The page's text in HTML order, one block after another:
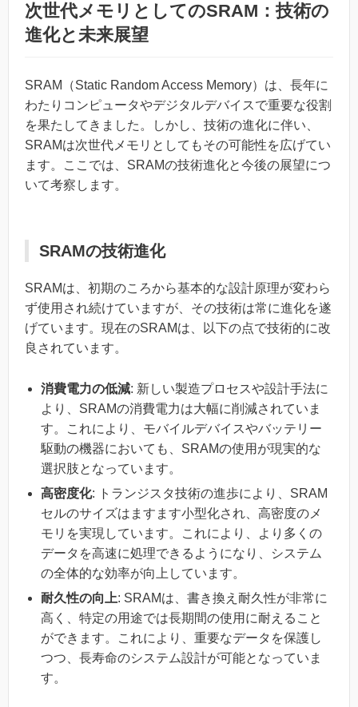
次世代メモリとしてのSRAM：技術の
進化と未来展望
SRAM（Static Random Access Memory）は、長年に
わたりコンピュータやデジタルデバイスで重要な役割
を果たしてきました。しかし、技術の進化に伴い、
SRAMは次世代メモリとしてもその可能性を広げてい
ます。ここでは、SRAMの技術進化と今後の展望につ
いて考察します。
SRAMの技術進化
SRAMは、初期のころから基本的な設計原理が変わら
ず使用され続けていますが、その技術は常に進化を遂
げています。現在のSRAMは、以下の点で技術的に改
良されています。
消費電力の低減: 新しい製造プロセスや設計手法に
より、SRAMの消費電力は大幅に削減されていま
す。これにより、モバイルデバイスやバッテリー
駆動の機器においても、SRAMの使用が現実的な
選択肢となっています。
高密度化: トランジスタ技術の進歩により、SRAM
セルのサイズはますます小型化され、高密度のメ
モリを実現しています。これにより、より多くの
データを高速に処理できるようになり、システム
の全体的な効率が向上しています。
耐久性の向上: SRAMは、書き換え耐久性が非常に
高く、特定の用途では長期間の使用に耐えること
ができます。これにより、重要なデータを保護し
つつ、長寿命のシステム設計が可能となっていま
す。